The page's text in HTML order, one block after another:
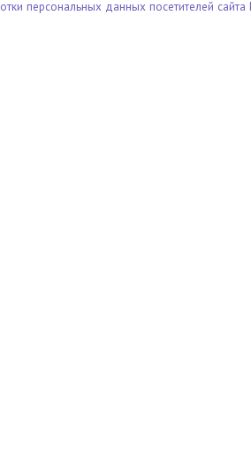
персональных данных посетителей